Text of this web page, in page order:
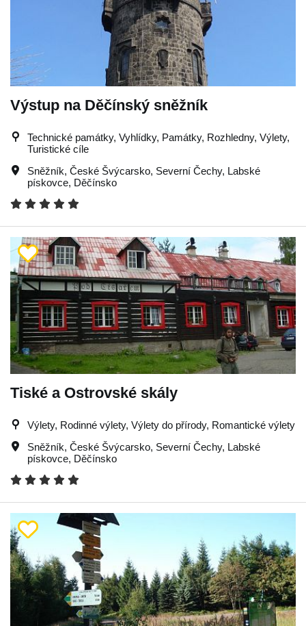
Výstup na Děčínský sněžník
Technické památky, Vyhlídky, Památky, Rozhledny, Výlety,
Turistické cíle
Sněžník, České Švýcarsko, Severní Čechy, Labské
pískovce, Děčínsko
Tiské a Ostrovské skály
Výlety, Rodinné výlety, Výlety do přírody, Romantické výlety
Sněžník, České Švýcarsko, Severní Čechy, Labské
pískovce, Děčínsko